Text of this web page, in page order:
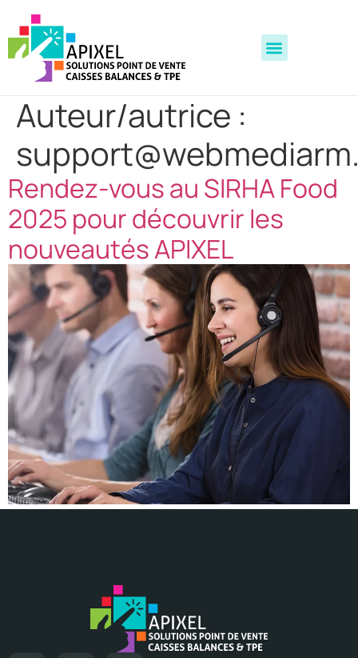
Auteur/autrice :
Rendez-vous au SIRHA Food
2025 pour découvrir les
nouveautés APIXEL